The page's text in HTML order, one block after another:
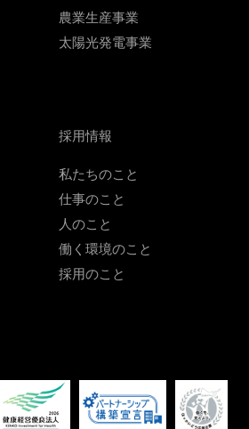
農業生産事業
太陽光発電事業
採用情報
私たちのこと
仕事のこと
人のこと
働く環境のこと
採用のこと